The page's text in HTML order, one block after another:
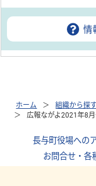
情
ホーム 組織から探
広報ながよ2021年8月
長与町役場への
お問合せ・各